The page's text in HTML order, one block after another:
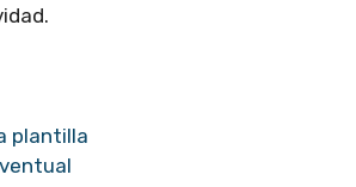
plantilla